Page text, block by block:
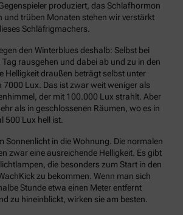
produziert, das Schlafhormon
und trüben Monaten stehen wir verstärkt
Schläfrigmachers.
den Winterblues deshalb: Selbst bei
rausgehen und dabei ab und zu in den
Helligkeit draußen beträgt selbst unter
7000 Lux. Das ist zwar weit weniger als
der mit 100.000 Lux strahlt. Aber
als in geschlossenen Räumen, wo es in
500 Lux hell ist.
Sonnenlicht in die Wohnung. Die normalen
zwar eine ausreichende Helligkeit. Es gibt
die besonders zum Start in den
zu bekommen. Wenn man sich
Stunde etwa einen Meter entfernt
zu hineinblickt, wirken sie am besten.